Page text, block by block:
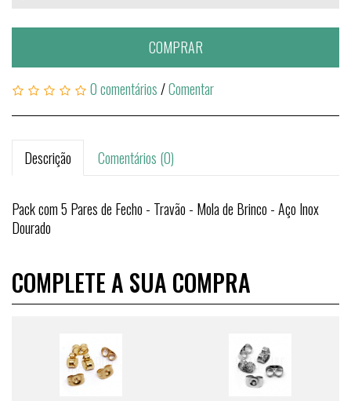
COMPRAR
0 comentários/Comentar
Descrição Comentários (0)
Pack com 5 Pares de Fecho - Travão - Mola de Brinco - Aço Inox
Dourado
COMPLETE A SUA COMPRA